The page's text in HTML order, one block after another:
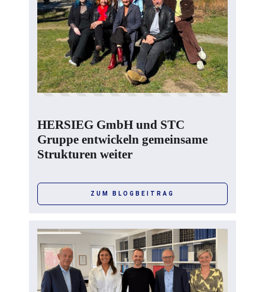
HERSIEG GmbH und STC
Gruppe entwickeln gemeinsame
Strukturen weiter
ZUM BLOGBEITRAG